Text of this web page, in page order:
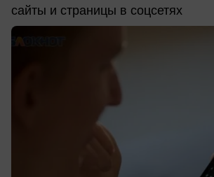
сайты и страницы в соцсетях